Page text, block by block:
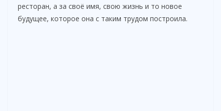
ресторан, а за своё имя, свою жизнь и то новое
будущее, которое она с таким трудом построила.